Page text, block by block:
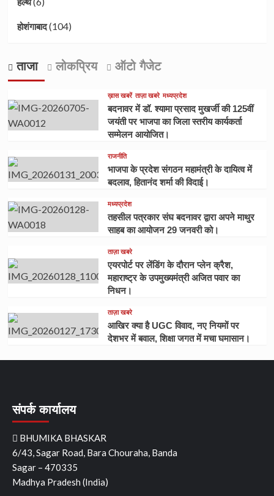
होशंगाबाद(104)
ताजा लोकप्रिय ऑटो गैजेट
ख़ास खबरें ताज़ा खबरे मध्यप्रदेश
बदनावर में डॉ. श्यामा प्रसाद मुखर्जी की 125वीं
जयंती पर भाजपा का जिला स्तरीय कार्यकर्ता
सम्मेलन आयोजित।
राजनीति
भाजपा के प्रदेश संगठन महामंत्री के दायित्व में
बदलाव, हितानंद शर्मा की विदाई।
मध्यप्रदेश
तहसील पत्रकार संघ बदनावर द्वारा अपने माथुर
साहब का आयोजन 29 जनवरी को।
ताज़ा खबरे
एयरपोर्ट पर लेंडिंग के दौरान प्लेन क्रैश,
महाराष्ट्र के उपमुख्यमंत्री अजित पवार का
निधन।
ताज़ा खबरे
आखिर क्या है UGC विवाद, नए नियमों पर
देशभर में बवाल, शिक्षा जगत में मचा घमासान।
संपर्क कार्यालय
BHUMIKA BHASKAR
6/43, Sagar Road, Bara Chouraha, Banda
Sagar – 470335
Madhya Pradesh (India)